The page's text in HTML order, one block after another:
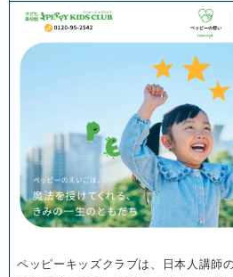
ペッピーキッズクラブは、日本人講師